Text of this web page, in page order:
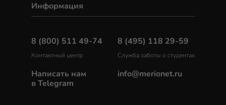
Информация
8 (800) 511 49-74
Контактный центр
Написать нам
в Telegram
8 (495) 118 29-59
Служба заботы о студентах
info@merionet.ru